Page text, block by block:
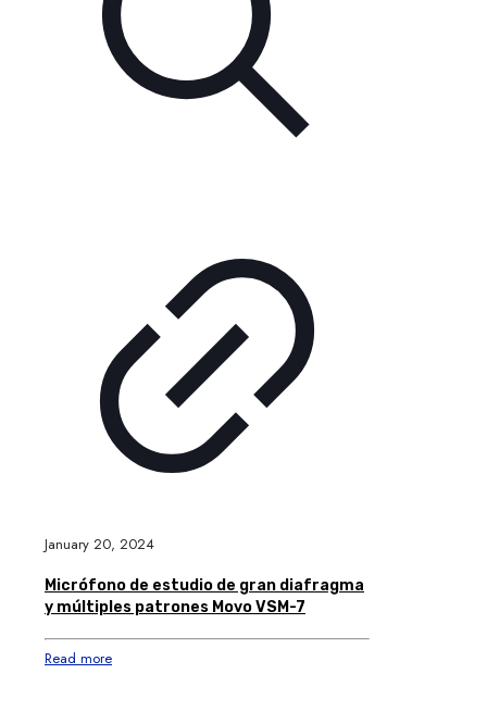
January 20, 2024
Micrófono de estudio de gran diafragma
y múltiples patrones Movo VSM-7
Read more